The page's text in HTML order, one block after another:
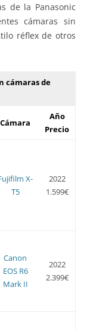
de la Panasonic
cámaras sin
réflex de otros
cámaras de
Cámara
Año
Precio
X-
T5
2022
1.599€
Canon
EOS R6
Mark II
2022
2.399€